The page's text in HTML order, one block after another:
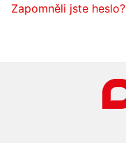
Zapomněli jste heslo?